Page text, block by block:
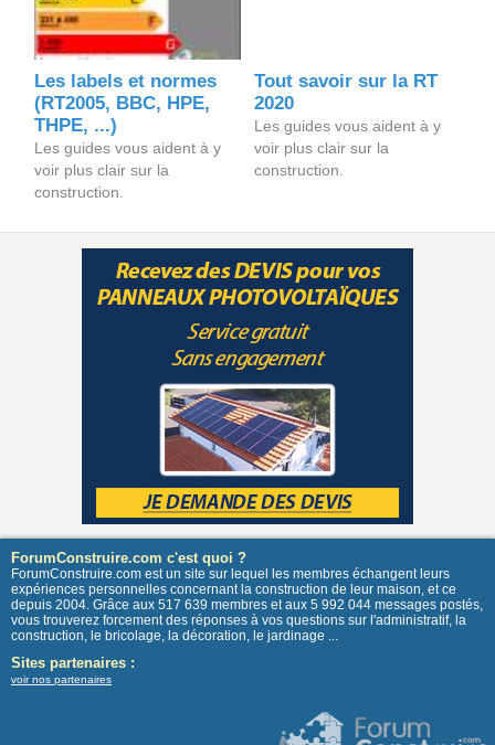
Les labels et normes
(RT2005, BBC, HPE,
THPE, ...)
Les guides vous aident à y
voir plus clair sur la
construction.
Tout savoir sur la RT
2020
Les guides vous aident à y
voir plus clair sur la
construction.
ForumConstruire.com c'est quoi ?
ForumConstruire.com est un site sur lequel les membres échangent leurs
expériences personnelles concernant la construction de leur maison, et ce
depuis 2004. Grâce aux 517 639 membres et aux 5 992 044 messages postés,
vous trouverez forcement des réponses à vos questions sur l'administratif, la
construction, le bricolage, la décoration, le jardinage ...
Sites partenaires :
voir nos partenaires